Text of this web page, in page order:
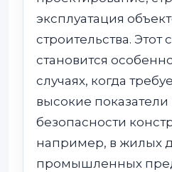
эксплуатация
строительства. Этот
становится
случаях, когда
высокие
безопасности
например, в жилых
промышленных